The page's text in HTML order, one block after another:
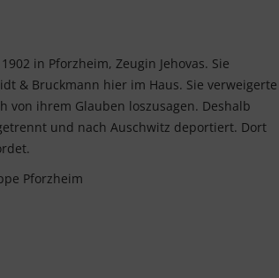
in Pforzheim, Zeugin Jehovas. Sie
& Bruckmann hier im Haus. Sie verweigerte
von ihrem Glauben loszusagen. Deshalb
und nach Auschwitz deportiert. Dort
Pforzheim